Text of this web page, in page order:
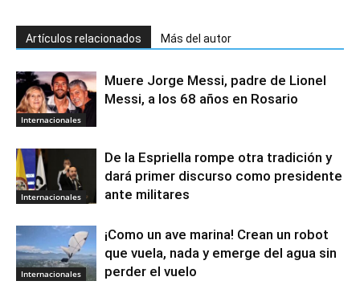
Artículos relacionados Más del autor
Internacionales
Muere Jorge Messi, padre de Lionel
Messi, a los 68 años en Rosario
Internacionales
De la Espriella rompe otra tradición y
dará primer discurso como presidente
ante militares
Internacionales
¡Como un ave marina! Crean un robot
que vuela, nada y emerge del agua sin
perder el vuelo